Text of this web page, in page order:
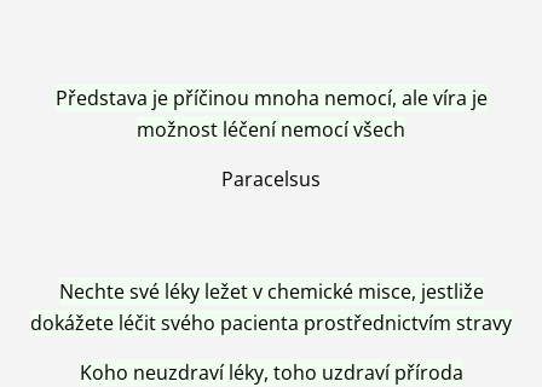
Představa je příčinou mnoha nemocí, ale víra je
možnost léčení nemocí všech
Paracelsus
Nechte své léky ležet v chemické misce, jestliže
dokážete léčit svého pacienta prostřednictvím stravy
Koho neuzdraví léky, toho uzdraví příroda